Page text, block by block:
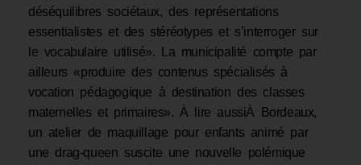
déséquilibres sociétaux, des représentations
essentialistes et des stéréotypes et s’interroger sur
le vocabulaire utilisé». La municipalité compte par
ailleurs «produire des contenus spécialisés à
vocation pédagogique à destination des classes
maternelles et primaires». À lire aussiÀ Bordeaux,
un atelier de maquillage pour enfants animé par
une drag-queen suscite une nouvelle polémique